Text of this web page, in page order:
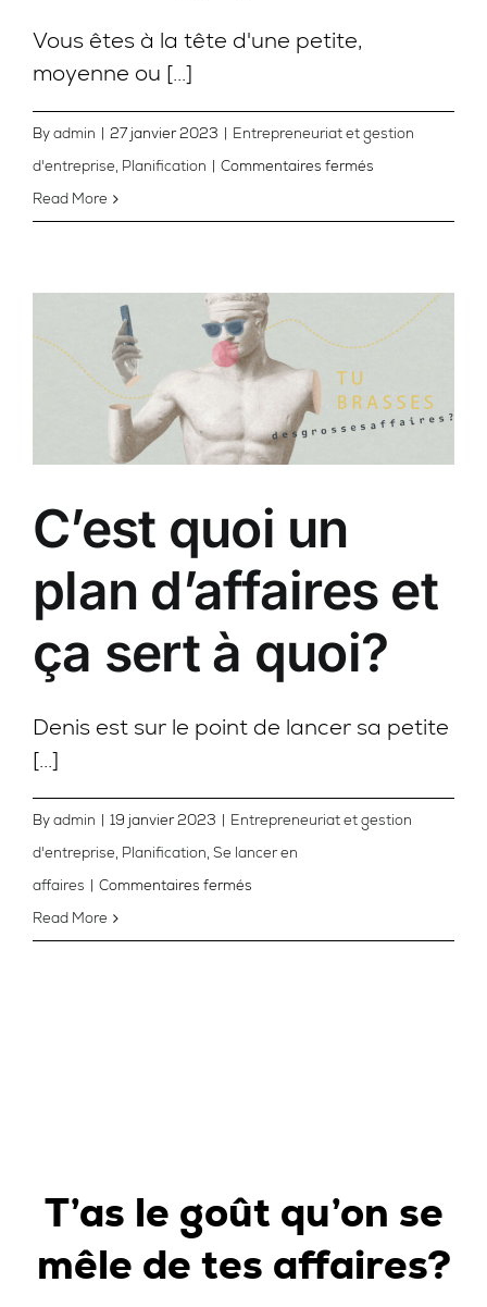
Vous êtes à la tête d'une petite,
moyenne ou [...]
Byadmin | 27 janvier 2023 | Entrepreneuriat et gestion
d'entreprise, Planification | Commentaires fermés
planification
stratégique
Read More
C’est quoi un
plan d’affaires et
ça sert à quoi?
Denis est sur le point de lancer sa petite
[...]
Byadmin | 19 janvier 2023 | Entrepreneuriat et gestion
d'entreprise, Planification, Se lancer en
affaires | Commentaires fermés
quoi?
Read More
T’as le goût qu’on se
mêle de tes affaires?